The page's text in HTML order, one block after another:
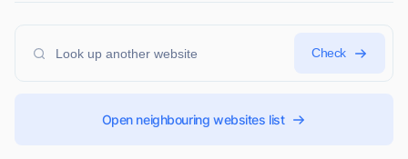
Check
Open neighbouring websites list